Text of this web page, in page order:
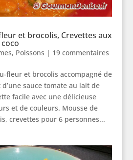
et brocolis, Crevettes aux
, Poissons | 19 commentaires
fleur et brocolis accompagné de
sauce tomate au lait de
facile avec une délicieuse
et de couleurs. Mousse de
crevettes pour 6 personnes...